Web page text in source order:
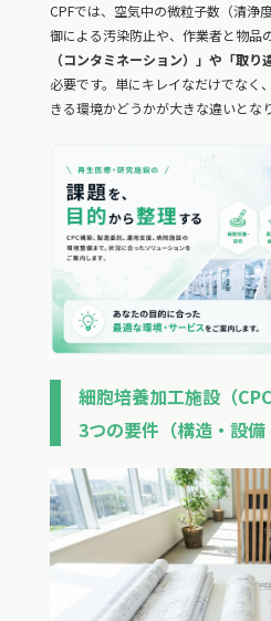
CPFでは、空気中の微粒子数（清浄
御による汚染防止や、作業者と物品
（コンタミネーション）」や「取
必要です。単にキレイなだけでなく
きる環境かどうかが大きな違いとなり
細胞培養加工施設（
3つの要件（構造・設備